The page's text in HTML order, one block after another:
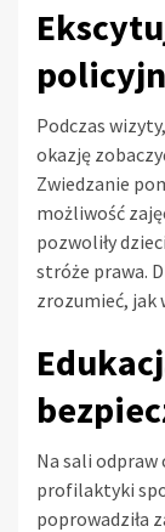
Podczas
okazję
Zwiedzanie
możliwość
pozwoliły
stróże prawa.
zrozumieć, jak
Na sali odpraw
profilaktyki
poprowadziła